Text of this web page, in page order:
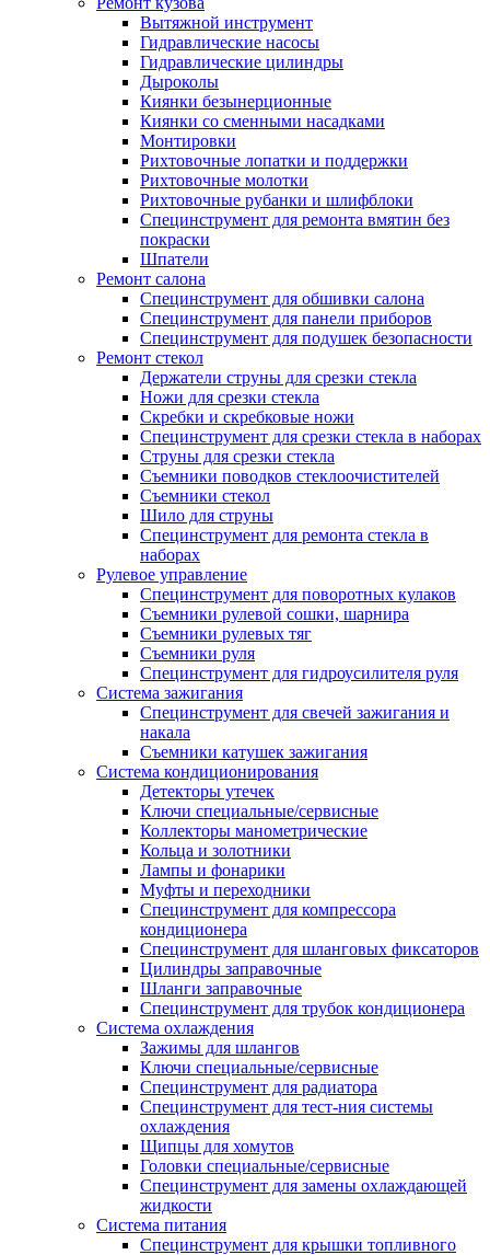
Вытяжной инструмент
Гидравлические насосы
Гидравлические цилиндры
Дыроколы
Киянки безынерционные
Киянки со сменными насадками
Монтировки
Рихтовочные лопатки и поддержки
Рихтовочные молотки
Рихтовочные рубанки и шлифблоки
Специнструмент для ремонта вмятин без
покраски
Шпатели
Ремонт салона
Специнструмент для обшивки салона
Специнструмент для панели приборов
Специнструмент для подушек безопасности
Ремонт стекол
Держатели струны для срезки стекла
Ножи для срезки стекла
Скребки и скребковые ножи
Специнструмент для срезки стекла в наборах
Струны для срезки стекла
Съемники поводков стеклоочистителей
Съемники стекол
Шило для струны
Специнструмент для ремонта стекла в
наборах
Рулевое управление
Специнструмент для поворотных кулаков
Съемники рулевой сошки, шарнира
Съемники рулевых тяг
Съемники руля
Специнструмент для гидроусилителя руля
Система зажигания
Специнструмент для свечей зажигания и
накала
Съемники катушек зажигания
Система кондиционирования
Детекторы утечек
Ключи специальные/сервисные
Коллекторы манометрические
Кольца и золотники
Лампы и фонарики
Муфты и переходники
Специнструмент для компрессора
кондиционера
Специнструмент для шланговых фиксаторов
Цилиндры заправочные
Шланги заправочные
Специнструмент для трубок кондиционера
Система охлаждения
Зажимы для шлангов
Ключи специальные/сервисные
Специнструмент для радиатора
Специнструмент для тест-ния системы
охлаждения
Щипцы для хомутов
Головки специальные/сервисные
Специнструмент для замены охлаждающей
жидкости
Система питания
Специнструмент для крышки топливного